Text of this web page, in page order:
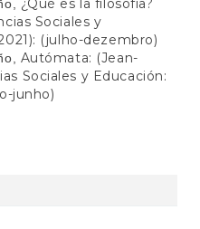
¿Qué es la filosofía?
Sociales y
(julho-dezembro)
Autómata: (Jean-
Sociales y Educación:
junho)